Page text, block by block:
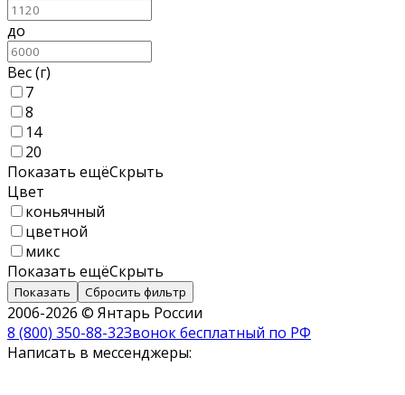
до
Вес (г)
7
8
14
20
Показать ещёСкрыть
Цвет
коньячный
цветной
микс
Показать ещёСкрыть
Показать Сбросить фильтр
2006-2026 © Янтарь России
8 (800) 350-88-32Звонок бесплатный по РФ
Написать в мессенджеры: